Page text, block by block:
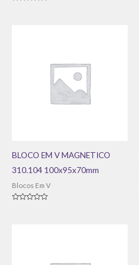
BLOCO EM V MAGNETICO
310.104 100x95x70mm
Blocos Em V